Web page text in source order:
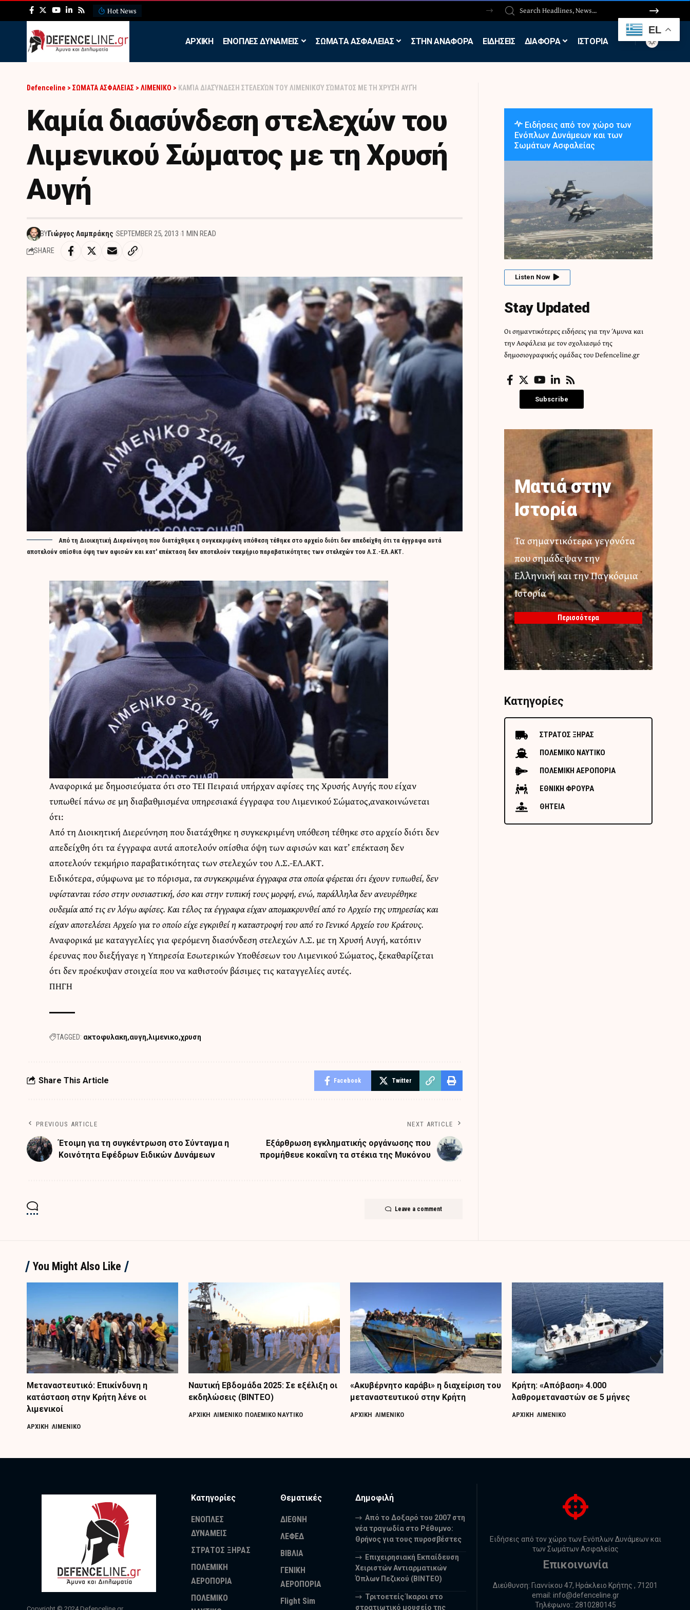
Hot News
APXIKH ΕΝΟΠΛΕΣ ΔΥΝΑΜΕΙΣ ΣΩΜΑΤΑ ΑΣΦΑΛΕΙΑΣ ΣΤΗΝ ΑΝΑΦΟΡΑ ΕΙΔΗΣΕΙΣ ΔΙΑΦΟΡΑ ΙΣΤΟΡΙΑ
Defenceline > ΣΩΜΑΤΑ ΑΣΦΑΛΕΙΑΣ > ΛΙΜΕΝΙΚΟ > ΚΑΜΊΑ ΔΙΑΣΎΝΔΕΣΗ ΣΤΕΛΕΧΏΝ ΤΟΥ ΛΙΜΕΝΙΚΟΎ ΣΏΜΑΤΟΣ ΜΕ ΤΗ ΧΡΥΣΉ ΑΥΓΉ
Καμία διασύνδεση στελεχών του
Λιμενικού Σώματος με τη Χρυσή
Αυγή
BYΓιώργος Λαμπράκης SEPTEMBER 25, 2013 1 MIN READ
SHARE
Από τη Διοικητική Διερεύνηση που διατάχθηκε η συγκεκριμένη υπόθεση τέθηκε στο αρχείο διότι δεν απεδείχθη ότι τα έγγραφα αυτά
αποτελούν οπίσθια όψη των αφισών και κατ' επέκταση δεν αποτελούν τεκμήριο παραβατικότητας των στελεχών του Λ.Σ.-ΕΛ.ΑΚΤ.
Αναφορικά με δημοσιεύματα ότι στο ΤΕΙ Πειραιά υπήρχαν αφίσες της Χρυσής Αυγής που είχαν
τυπωθεί πάνω σε μη διαβαθμισμένα υπηρεσιακά έγγραφα του Λιμενικού Σώματος,ανακοινώνεται
ότι:
Από τη Διοικητική Διερεύνηση που διατάχθηκε η συγκεκριμένη υπόθεση τέθηκε στο αρχείο διότι δεν
απεδείχθη ότι τα έγγραφα αυτά αποτελούν οπίσθια όψη των αφισών και κατ’ επέκταση δεν
αποτελούν τεκμήριο παραβατικότητας των στελεχών του Λ.Σ.-ΕΛ.ΑΚΤ.
Ειδικότερα, σύμφωνα με το πόρισμα,τα συγκεκριμένα έγγραφα στα οποία φέρεται ότι έχουν τυπωθεί, δεν
υφίστανται τόσο στην ουσιαστική, όσο και στην τυπική τους μορφή, ενώ, παράλληλα δεν ανευρέθηκε
ουδεμία από τις εν λόγω αφίσες. Και τέλος τα έγγραφα είχαν απομακρυνθεί από το Αρχείο της υπηρεσίας και
είχαν αποτελέσει Αρχείο για το οποίο είχε εγκριθεί η καταστροφή του από το Γενικό Αρχείο του Κράτους.
Αναφορικά με καταγγελίες για φερόμενη διασύνδεση στελεχών Λ.Σ. με τη Χρυσή Αυγή, κατόπιν
έρευνας που διεξήγαγε η Υπηρεσία Εσωτερικών Υποθέσεων του Λιμενικού Σώματος, ξεκαθαρίζεται
ότι δεν προέκυψαν στοιχεία που να καθιστούν βάσιμες τις καταγγελίες αυτές.
ΠΗΓΗ
TAGGED: ακτοφυλακη αυγη λιμενικο χρυση
Share This Article Facebook Twitter
PREVIOUS ARTICLE
Έτοιμη για τη συγκέντρωση στο Σύνταγμα η
Κοινότητα Εφέδρων Ειδικών Δυνάμεων
NEXT ARTICLE
Εξάρθρωση εγκληματικής οργάνωσης που
προμήθευε κοκαΐνη τα στέκια της Μυκόνου
Leave a comment
Ειδήσεις από τον χώρο των
Ενόπλων Δυνάμεων και των
Σωμάτων Ασφαλείας
Listen Now
Stay Updated
Οι σημαντικότερες ειδήσεις για την Άμυνα και
την Ασφάλεια με τον σχολιασμό της
δημοσιογραφικής ομάδας του Defenceline.gr
Subscribe
Ματιά στην
Ιστορία
Τα σημαντικότερα γεγονότα
που σημάδεψαν την
Ελληνική και την Παγκόσμια
Ιστορία
Περισσότερα
Κατηγορίες
ΣΤΡΑΤΟΣ ΞΗΡΑΣ
ΠΟΛΕΜΙΚΟ ΝΑΥΤΙΚΟ
ΠΟΛΕΜΙΚΗ ΑΕΡΟΠΟΡΙΑ
ΕΘΝΙΚΗ ΦΡΟΥΡΑ
ΘΗΤΕΙΑ
You Might Also Like
Μεταναστευτικό: Επικίνδυνη η
κατάσταση στην Κρήτη λένε οι
λιμενικοί
ΑΡΧΙΚΗ ΛΙΜΕΝΙΚΟ
Ναυτική Εβδομάδα 2025: Σε εξέλιξη οι
εκδηλώσεις (ΒΙΝΤΕΟ)
ΑΡΧΙΚΗ ΛΙΜΕΝΙΚΟ ΠΟΛΕΜΙΚΟ ΝΑΥΤΙΚΟ
«Ακυβέρνητο καράβι» η διαχείριση του
μεταναστευτικού στην Κρήτη
ΑΡΧΙΚΗ ΛΙΜΕΝΙΚΟ
Κρήτη: «Απόβαση» 4.000
λαθρομεταναστών σε 5 μήνες
ΑΡΧΙΚΗ ΛΙΜΕΝΙΚΟ
Κατηγορίες
ΕΝΟΠΛΕΣ
ΔΥΝΑΜΕΙΣ
ΣΤΡΑΤΟΣ ΞΗΡΑΣ
ΠΟΛΕΜΙΚΗ
ΑΕΡΟΠΟΡΙΑ
ΠΟΛΕΜΙΚΟ
Θεματικές
ΔΙΕΘΝΗ
ΛΕΦΕΔ
ΒΙΒΛΙΑ
ΓΕΝΙΚΗ
ΑΕΡΟΠΟΡΙΑ
Flight Sim
Δημοφιλή
Από το Δοξαρό του 2007 στη
νέα τραγωδία στο Ρέθυμνο:
Θρήνος για τους πυροσβέστες
Επιχειρησιακή Εκπαίδευση
Χειριστών Αντιαρματικών
Όπλων Πεζικού (ΒΙΝΤΕΟ)
Τριτοετείς Ίκαροι στο
στρατιωτικό μουσείο της
Ειδήσεις από τον χώρο των Ενόπλων Δυνάμεων και
των Σωμάτων Ασφαλείας
Επικοινωνία
Διεύθυνση: Γιαννίκου 47, Ηράκλειο Κρήτης , 71201
email: info@defenceline.gr
Τηλέφωνο:: 2810280145
EL